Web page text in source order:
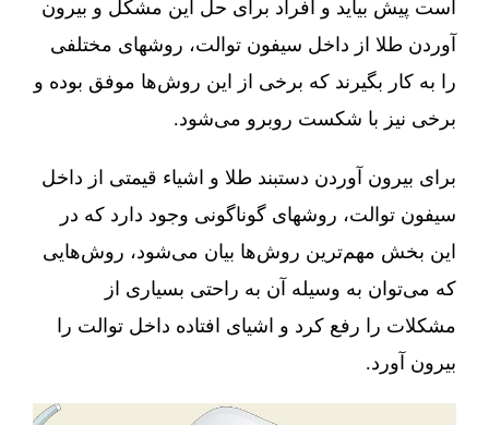
است پیش بیاید و افراد برای حل این مشکل و بیرون
آوردن طلا از داخل سیفون توالت، روشهای مختلفی
را به کار بگیرند که برخی از این روش‌ها موفق بوده و
برخی نیز با شکست روبرو می‌شود.
برای بیرون آوردن دستبند طلا و اشیاء قیمتی از داخل
سیفون توالت، روشهای گوناگونی وجود دارد که در
این بخش مهم‌ترین روش‌ها بیان می‌شود، روش‌هایی
که می‌توان به وسیله آن به راحتی بسیاری از
مشکلات را رفع کرد و اشیای افتاده داخل توالت را
بیرون آورد.